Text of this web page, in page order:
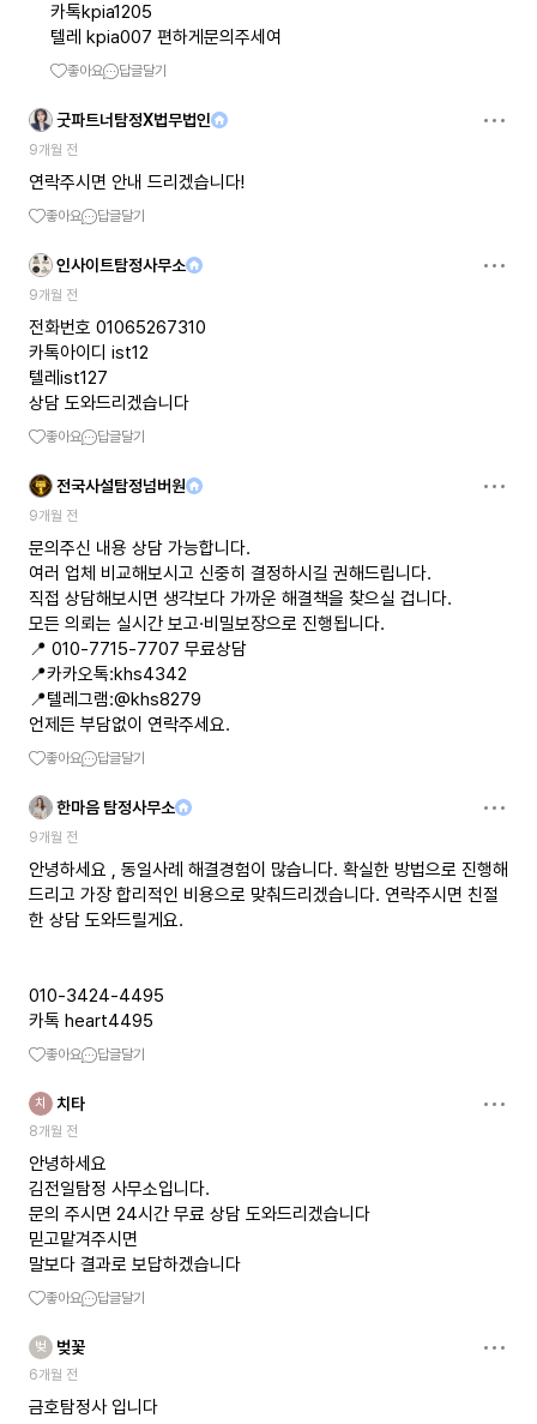
카톡kpia1205
텔레 kpia007 편하게문의주세여
좋아요 답글달기
굿파트너탐정X법무법인
9개월 전
연락주시면 안내 드리겠습니다!
좋아요 답글달기
인사이트탐정사무소
9개월 전
전화번호 01065267310
카톡아이디 ist12
텔레ist127
상담 도와드리겠습니다
좋아요 답글달기
전국사설탐정넘버원
9개월 전
문의주신 내용 상담 가능합니다.
여러 업체 비교해보시고 신중히 결정하시길 권해드립니다.
직접 상담해보시면 생각보다 가까운 해결책을 찾으실 겁니다.
모든 의뢰는 실시간 보고·비밀보장으로 진행됩니다.
📍 010-7715-7707 무료상담
📍카카오톡:khs4342
📍텔레그램:@khs8279
언제든 부담없이 연락주세요.
좋아요 답글달기
한마음 탐정사무소
9개월 전
안녕하세요 , 동일사례 해결경험이 많습니다. 확실한 방법으로 진행해
드리고 가장 합리적인 비용으로 맞춰드리겠습니다. 연락주시면 친절
한 상담 도와드릴게요.
010-3424-4495
카톡 heart4495
좋아요 답글달기
치 치타
8개월 전
안녕하세요
김전일탐정 사무소입니다.
문의 주시면 24시간 무료 상담 도와드리겠습니다
믿고맡겨주시면
말보다 결과로 보답하겠습니다
좋아요 답글달기
벚 벚꽃
6개월 전
금호탐정사 입니다